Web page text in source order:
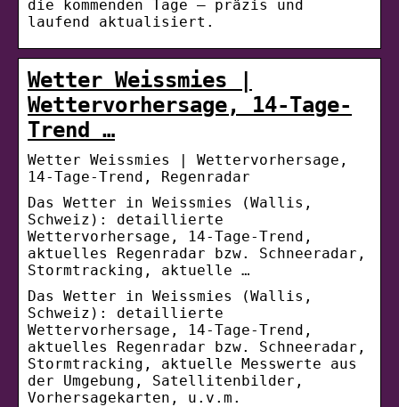
die kommenden Tage – präzis und
laufend aktualisiert.
Wetter Weissmies |
Wettervorhersage, 14-Tage-
Trend …
Wetter Weissmies | Wettervorhersage,
14-Tage-Trend, Regenradar
Das Wetter in Weissmies (Wallis,
Schweiz): detaillierte
Wettervorhersage, 14-Tage-Trend,
aktuelles Regenradar bzw. Schneeradar,
Stormtracking, aktuelle …
Das Wetter in Weissmies (Wallis,
Schweiz): detaillierte
Wettervorhersage, 14-Tage-Trend,
aktuelles Regenradar bzw. Schneeradar,
Stormtracking, aktuelle Messwerte aus
der Umgebung, Satellitenbilder,
Vorhersagekarten, u.v.m.